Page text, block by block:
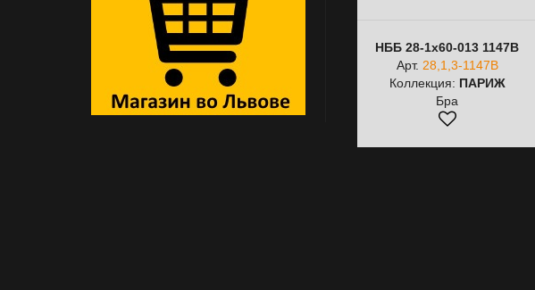
НББ 28-1х60-013 1147В
Арт. 28,1,3-1147В
Коллекция: ПАРИЖ
Бра